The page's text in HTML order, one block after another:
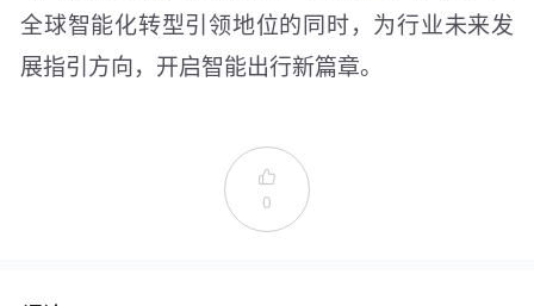
全球智能化转型引领地位的同时，为行业未来发
展指引方向，开启智能出行新篇章。

0